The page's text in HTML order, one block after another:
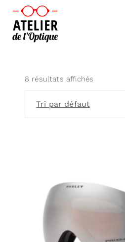
8 résultats affichés
Tri par défaut